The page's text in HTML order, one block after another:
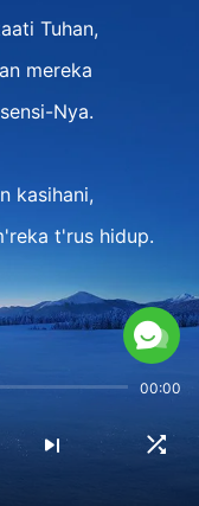
Tuhan,
mereka
Nya.
kasihani,
t'rus hidup.
m'nentang Tuhan,
m'reka,
m'reka,
00:00